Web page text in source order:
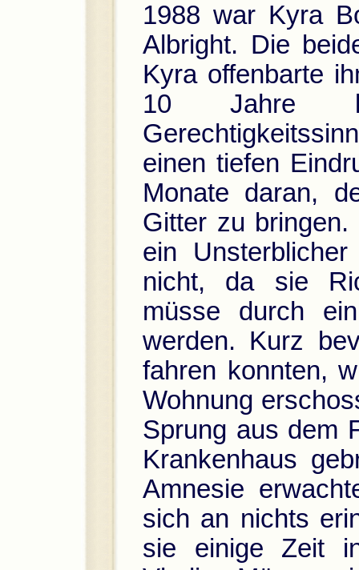
1988 war Kyra
Albright. Die
Kyra offenbarte
10 Jahre
einen tiefen
Monate daran,
Gitter zu
ein
nicht, da sie
müsse durch
werden. Kurz
fahren konnten,
Wohnung
Sprung aus dem
Krankenhaus
Amnesie
sich an nichts
sie einige Zeit